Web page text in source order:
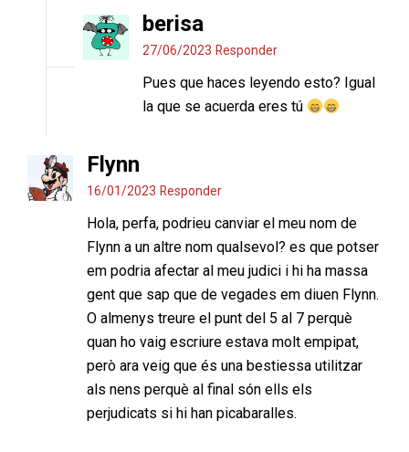
berisa
27/06/2023 Responder
Pues que haces leyendo esto? Igual
la que se acuerda eres tú
Flynn
16/01/2023 Responder
Hola, perfa, podrieu canviar el meu nom de
Flynn a un altre nom qualsevol? es que potser
em podria afectar al meu judici i hi ha massa
gent que sap que de vegades em diuen Flynn.
O almenys treure el punt del 5 al 7 perquè
quan ho vaig escriure estava molt empipat,
però ara veig que és una bestiessa utilitzar
als nens perquè al final són ells els
perjudicats si hi han picabaralles.